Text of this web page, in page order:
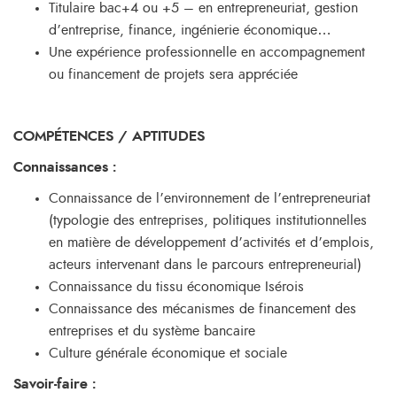
Titulaire bac+4 ou +5 – en entrepreneuriat, gestion
d’entreprise, finance, ingénierie économique…
Une expérience professionnelle en accompagnement
ou financement de projets sera appréciée
COMPÉTENCES / APTITUDES
Connaissances :
Connaissance de l’environnement de l’entrepreneuriat
(typologie des entreprises, politiques institutionnelles
en matière de développement d’activités et d’emplois,
acteurs intervenant dans le parcours entrepreneurial)
Connaissance du tissu économique Isérois
Connaissance des mécanismes de financement des
entreprises et du système bancaire
Culture générale économique et sociale
Savoir-faire :